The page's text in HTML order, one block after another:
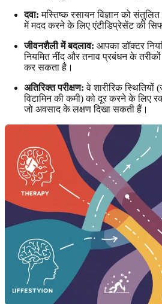
दवा: मस्तिष्क रसायन विज्ञान को
में मदद करने के लिए एंटीडिप्रेसेंट की
जीवनशैली में बदलाव: आपका डॉक्टर
नियमित नींद और तनाव प्रबंधन के तरीकों
कर सकता है।
अतिरिक्त परीक्षण: वे शारीरिक
विटामिन की कमी) को दूर करने के लिए
जो अवसाद के लक्षण दिखा सकती हैं।